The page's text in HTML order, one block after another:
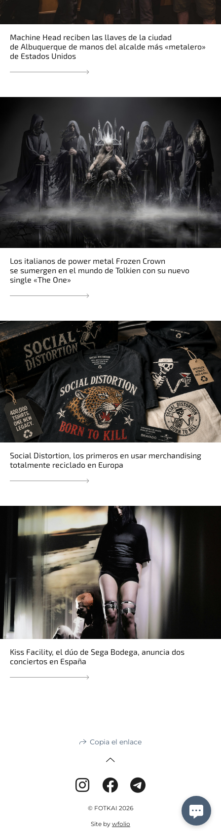
Machine Head reciben las llaves de la ciudad
de Albuquerque de manos del alcalde más «metalero»
de Estados Unidos
Los italianos de power metal Frozen Crown
se sumergen en el mundo de Tolkien con su nuevo
single «The One»
Social Distortion, los primeros en usar merchandising
totalmente reciclado en Europa
Kiss Facility, el dúo de Sega Bodega, anuncia dos
conciertos en España
Copia el enlace
© FOTKAI 2026
Site by wfolio